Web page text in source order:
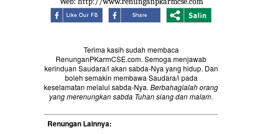
Terima kasih sudah membaca
RenunganPKarmCSE.com. Semoga menjawab
kerinduan Saudara/i akan sabda-Nya yang hidup. Dan
boleh semakin membawa Saudara/i pada
keselamatan melalui sabda-Nya. Berbahagialah orang
yang merenungkan sabda Tuhan siang dan malam.
Renungan Lainnya: